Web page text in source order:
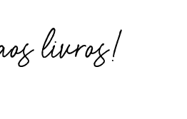
livros!